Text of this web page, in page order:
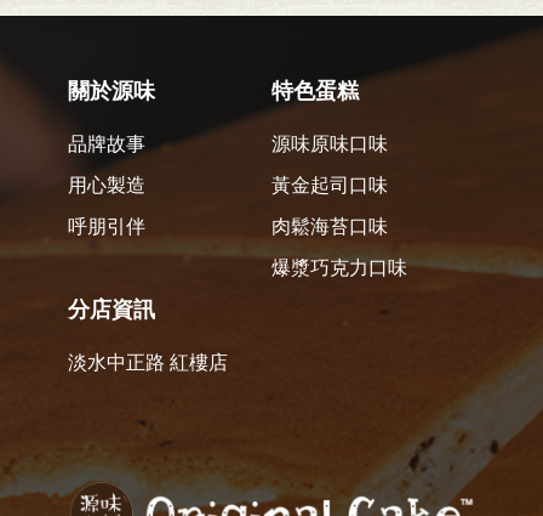
關於源味
品牌故事
用心製造
呼朋引伴
特色蛋糕
源味原味口味
黃金起司口味
肉鬆海苔口味
爆漿巧克力口味
分店資訊
淡水中正路 紅樓店